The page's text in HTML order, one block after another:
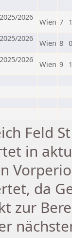
2026
Wien 7
2026
Wien 8
2026
Wien 9
Feld
in
da
zur